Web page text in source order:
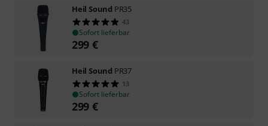
Heil Sound PR35
43
Sofort lieferbar
299 €
Heil Sound PR37
13
Sofort lieferbar
299 €